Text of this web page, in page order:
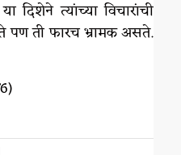
दिशेने त्यांच्या विचारांची
ती फारच भ्रामक असते.